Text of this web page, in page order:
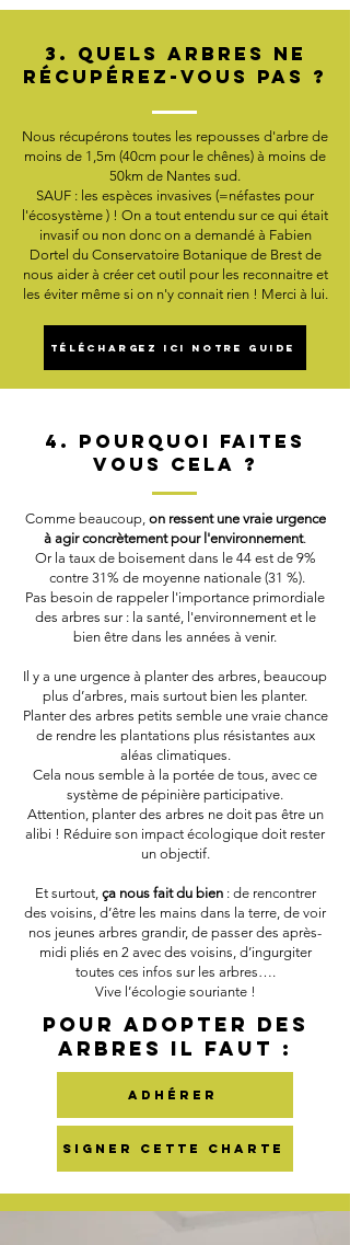
3. QUELS ARBRES NE
RÉCUPÉREZ-VOUS PAS ?
Nous récupérons toutes les repousses d'arbre de
moins de 1,5m (40cm pour le chênes) à moins de
50km de Nantes sud.
SAUF : les espèces invasives (=néfastes pour
l'écosystème ) ! On a tout entendu sur ce qui était
invasif ou non donc on a demandé à Fabien
Dortel du Conservatoire Botanique de Brest de
nous aider à créer cet outil pour les reconnaitre et
les éviter même si on n'y connait rien ! Merci à lui.
Téléchargez ici notre guide
4. Pourquoi faites
vous cela ?
Comme beaucoup, on ressent une vraie urgence
à agir concrètement pour l'environnement.
Or la taux de boisement dans le 44 est de 9%
contre 31% de moyenne nationale (31 %).
Pas besoin de rappeler l'importance primordiale
des arbres sur : la santé, l'environnement et le
bien être dans les années à venir.
Il y a une urgence à planter des arbres, beaucoup
plus d’arbres, mais surtout bien les planter.
Planter des arbres petits semble une vraie chance
de rendre les plantations plus résistantes aux
aléas climatiques.
Cela nous semble à la portée de tous, avec ce
système de pépinière participative.
Attention, planter des arbres ne doit pas être un
alibi ! Réduire son impact écologique doit rester
un objectif.
Et surtout, ça nous fait du bien: de rencontrer
des voisins, d’être les mains dans la terre, de voir
nos jeunes arbres grandir, de passer des après-
midi pliés en 2 avec des voisins, d’ingurgiter
toutes ces infos sur les arbres….
Vive l’écologie souriante !
pour adopter des
arbres il faut :
adhérer
signer cette charte